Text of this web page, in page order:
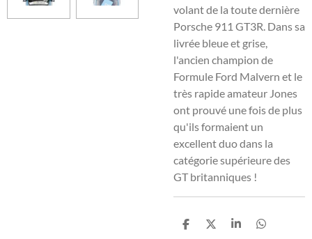
volant de la toute dernière
Porsche 911 GT3R. Dans sa
livrée bleue et grise,
l'ancien champion de
Formule Ford Malvern et le
très rapide amateur Jones
ont prouvé une fois de plus
qu'ils formaient un
excellent duo dans la
catégorie supérieure des
GT britanniques !
P
P
P
P